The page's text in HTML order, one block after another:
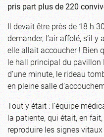
pris part plus de 220
Il devait être près de 18 h
demander, l’air affolé, s’il
elle allait accoucher ! Bien
le hall principal du pavillon
d’une minute, le rideau
en pleine salle
Tout y était : l’équipe
la patiente, qui était, en
reproduire les signes